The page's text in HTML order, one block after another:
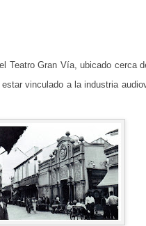
Teatro Gran Vía, ubicado
vinculado a la industria